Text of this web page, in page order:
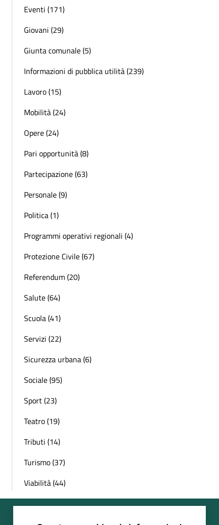
Eventi (171)
Giovani (29)
Giunta comunale (5)
Informazioni di pubblica utilità (239)
Lavoro (15)
Mobilità (24)
Opere (24)
Pari opportunità (8)
Partecipazione (63)
Personale (9)
Politica (1)
Programmi operativi regionali (4)
Protezione Civile (67)
Referendum (20)
Salute (64)
Scuola (41)
Servizi (22)
Sicurezza urbana (6)
Sociale (95)
Sport (23)
Teatro (19)
Tributi (14)
Turismo (37)
Viabilità (44)